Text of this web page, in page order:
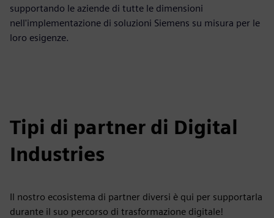
supportando le aziende di tutte le dimensioni
nell'implementazione di soluzioni Siemens su misura per le
loro esigenze.
Tipi di partner di Digital
Industries
Il nostro ecosistema di partner diversi è qui per supportarla
durante il suo percorso di trasformazione digitale!